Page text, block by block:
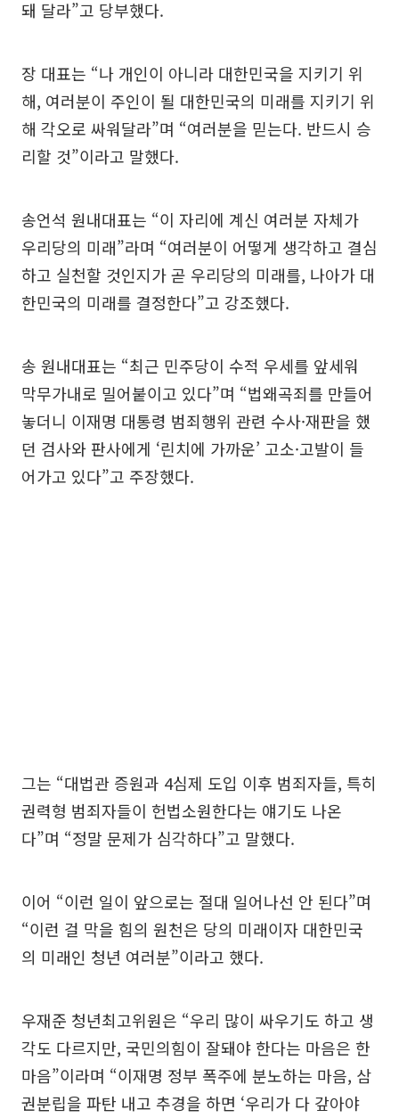
돼 달라”고 당부했다.
장 대표는 “나 개인이 아니라 대한민국을 지키기 위
해, 여러분이 주인이 될 대한민국의 미래를 지키기 위
해 각오로 싸워달라”며 “여러분을 믿는다. 반드시 승
리할 것”이라고 말했다.
송언석 원내대표는 “이 자리에 계신 여러분 자체가
우리당의 미래”라며 “여러분이 어떻게 생각하고 결심
하고 실천할 것인지가 곧 우리당의 미래를, 나아가 대
한민국의 미래를 결정한다”고 강조했다.
송 원내대표는 “최근 민주당이 수적 우세를 앞세워
막무가내로 밀어붙이고 있다”며 “법왜곡죄를 만들어
놓더니 이재명 대통령 범죄행위 관련 수사·재판을 했
던 검사와 판사에게 ‘린치에 가까운’ 고소·고발이 들
어가고 있다”고 주장했다.
그는 “대법관 증원과 4심제 도입 이후 범죄자들, 특히
권력형 범죄자들이 헌법소원한다는 얘기도 나온
다”며 “정말 문제가 심각하다”고 말했다.
이어 “이런 일이 앞으로는 절대 일어나선 안 된다”며
“이런 걸 막을 힘의 원천은 당의 미래이자 대한민국
의 미래인 청년 여러분”이라고 했다.
우재준 청년최고위원은 “우리 많이 싸우기도 하고 생
각도 다르지만, 국민의힘이 잘돼야 한다는 마음은 한
마음”이라며 “이재명 정부 폭주에 분노하는 마음, 삼
권분립을 파탄 내고 추경을 하면 ‘우리가 다 갚아야